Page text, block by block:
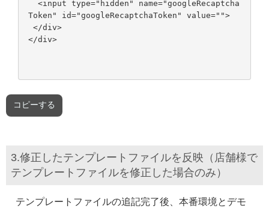
<input type="hidden" name="googleRecaptcha
Token" id="googleRecaptchaToken" value="">
</div>
コピーする
3.修正したテンプレートファイルを反映（店舗様で
テンプレートファイルを修正した場合のみ）
テンプレートファイルの追記完了後、本番環境とデモ